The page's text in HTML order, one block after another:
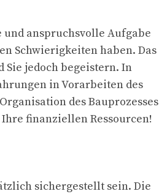
anspruchsvolle Aufgabe
Schwierigkeiten haben. Das
jedoch begeistern. In
in Vorarbeiten des
des Bauprozesses
finanziellen Ressourcen!
sichergestellt sein. Die